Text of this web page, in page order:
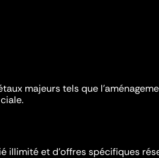
majeurs tels que
illimité et d’offres spécifiques